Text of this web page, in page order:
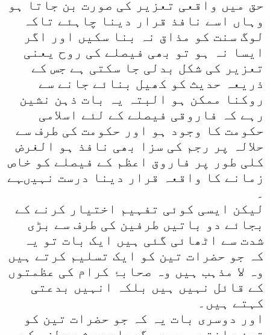
حق میں واقعی تعزیر کی صورت بن جاتا ہو
وہاں اسے نافذ قرار دینا چاہئے تاکہ
لوگ سنت کو مذاق نہ بنا سکیں اور اگر
ایسا نہ ہو تو بھی فیصلے کی روح یعنی
تعزیر کی شکل بدلی جا سکتی ہے جس کے
ذریعہ حدیث کو کھیل بنائے جانے سے
روکنا ممکن ہو البتہ یہ بات ذہن نشین
رہے کہ فاروقی فیصلے کے لئے اسلامی
حکومت کا وجود ہو اور حکومت کی طرف سے
حلالہ پر رجم کی سزا بھی نافذ ہو الغرض
کلی طور پر فاروق اعظم کے فیصلے کو خاص
زمانے کا واقعہ قرار دینا درست نہیںہے
۔
لیکن ایسی کوئی تفہیم اختیار کرنے کے
بجائے دو باتیں طرفین کی طرف سے بڑی
شدت سے اٹھائی گئی ہیں ایک بات تو یہ
کہ جو حضرات تین کو ایک تسلیم کرتے ہیں
وہ لا مذہب ہیں وہ صحابۂ کرام کی عظمتوں
کے قائل نہیں ہیں بلکہ انہیں بدعتی
کہتے ہیں۔
اور دوسری بات یہ کہ جو حضرات تین کو